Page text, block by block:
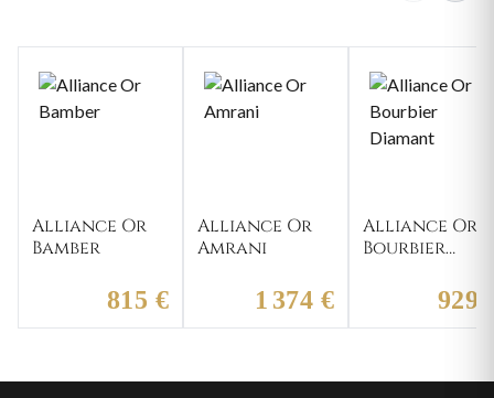
Alliance Or
Bamber
815 €
Alliance Or
Amrani
1 374 €
Alliance Or
Bourbier
929